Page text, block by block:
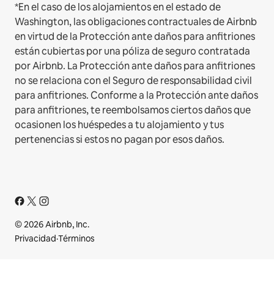
*En el caso de los alojamientos en el estado de
Washington, las obligaciones contractuales de Airbnb
en virtud de la Protección ante daños para anfitriones
están cubiertas por una póliza de seguro contratada
por Airbnb. La Protección ante daños para anfitriones
no se relaciona con el Seguro de responsabilidad civil
para anfitriones. Conforme a la Protección ante daños
para anfitriones, te reembolsamos ciertos daños que
ocasionen los huéspedes a tu alojamiento y tus
pertenencias si estos no pagan por esos daños.
© 2026 Airbnb, Inc.
Privacidad·Términos